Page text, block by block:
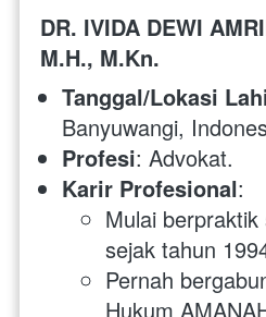
DR. IVIDA DEWI
M.H., M.Kn.
Tanggal/Lokasi
Banyuwangi,
Profesi: Advokat.
Karir Profesional:
Mulai
sejak tahun
Pernah
Hukum